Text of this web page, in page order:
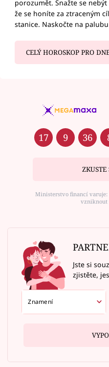
porozumět. Snažte se
že se honíte za ztraceným
stanice. Naskočte na
CELÝ HOROSKOP PRO
17 9 36
ZKUSTE
Ministerstvo financí varuje:
vzniknout
Jste si
zjistěte,